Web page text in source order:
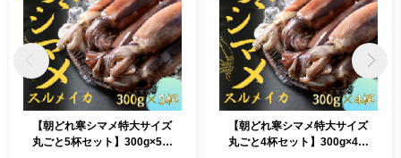
【朝どれ寒シマメ特大サイズ
丸ごと5杯セット】300g×5杯
【朝どれ寒シマメ特大サイズ
丸ごと4杯セット】300g×4杯